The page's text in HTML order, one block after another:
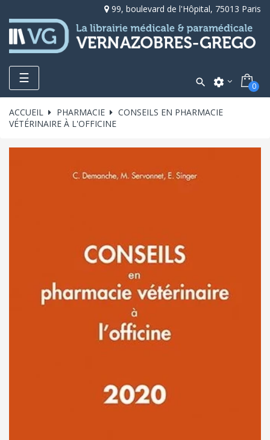
99, boulevard de l'Hôpital, 75013 Paris
Toggle
navigation
☰  settings 0
ACCUEIL PHARMACIE
CONSEILS EN PHARMACIE
VÉTÉRINAIRE À L'OFFICINE